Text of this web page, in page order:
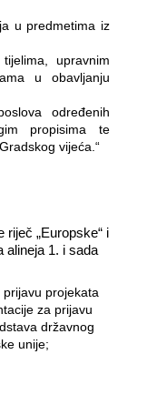
u predmetima iz
upravnim
u obavljanju
određenih
propisima te
vijeća.“
riječ „Europske“ i
alineja 1. i sada
projekata
za prijavu
državnog
unije;